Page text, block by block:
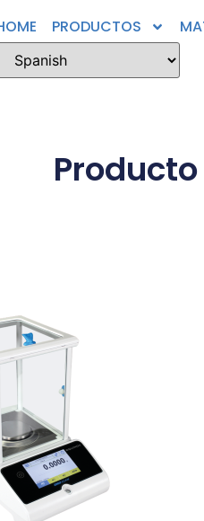
PRODUCTOS